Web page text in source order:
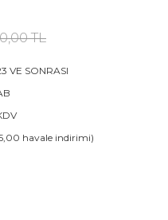
TL
VE SONRASI
havale indirimi)